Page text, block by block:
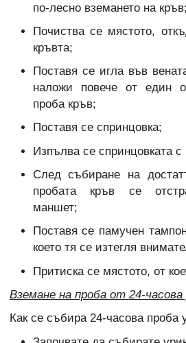
по-лесно вземането на кръв;
Почиства се мястото,
кръвта;
Поставя се игла във
наложи повече от един
проба кръв;
Поставя се спринцовка;
Изпълва се спринцовката с
След събиране на
пробата кръв се
маншет;
Поставя се памучен
което тя се изтегля
Притиска се мястото, от
Вземане на проба от 24-часова
Как се събира 24-часова проба